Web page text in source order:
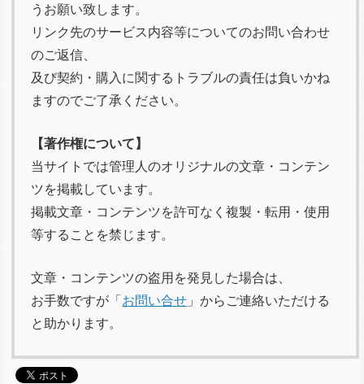
うお願い致します。
リンク先のサービス内容等についてのお問い合わせ
のご返信、
及び契約・購入に関するトラブルの責任は負いかね
ますのでご了承ください。
【著作権について】
当サイトでは管理人のオリジナルの文章・コンテン
ツを掲載しています。
掲載文章・コンテンツを許可なく複製・転用・使用
等することを禁じます。
文章・コンテンツの盗用を発見した場合は、
お手数ですが「 お問い合せ 」からご連絡いただける
と助かります。